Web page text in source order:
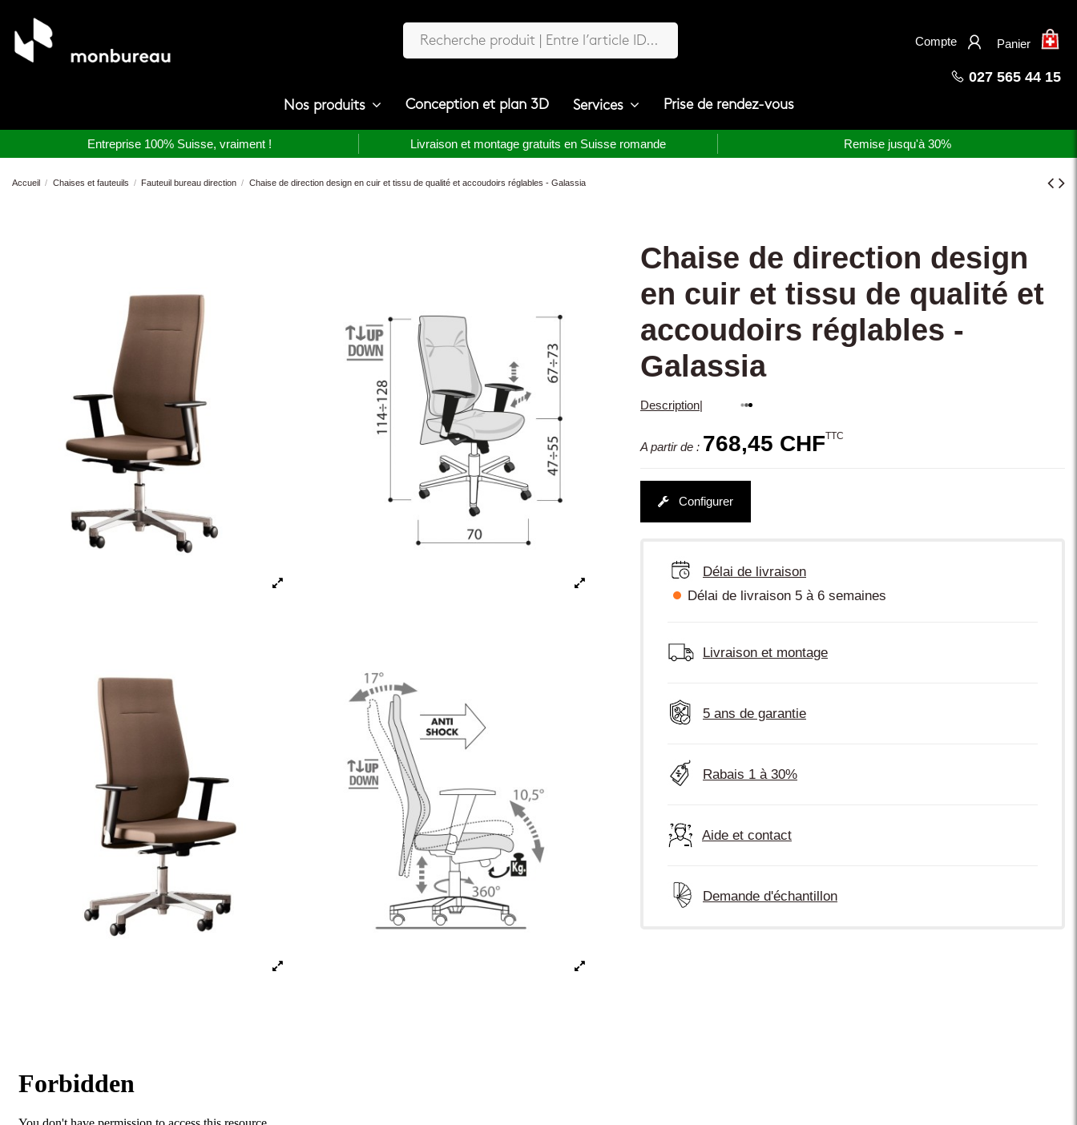
×
Compte Panier
027 565 44 15
Nos produits Conception et plan 3D Services Prise de rendez-vous
Entreprise 100% Suisse, vraiment ! Livraison et montage gratuits en Suisse romande Remise jusqu'à 30%
Accueil Chaises et fauteuils Fauteuil bureau direction Chaise de direction design en cuir et tissu de qualité et accoudoirs réglables - Galassia
Chaise de direction design
en cuir et tissu de qualité et
accoudoirs réglables -
Galassia
Description|
A partir de : 768,45 CHFTTC
Configurer
Délai de livraison
Délai de livraison 5 à 6 semaines
Livraison et montage
5 ans de garantie
Rabais 1 à 30%
Aide et contact
Demande d'échantillon